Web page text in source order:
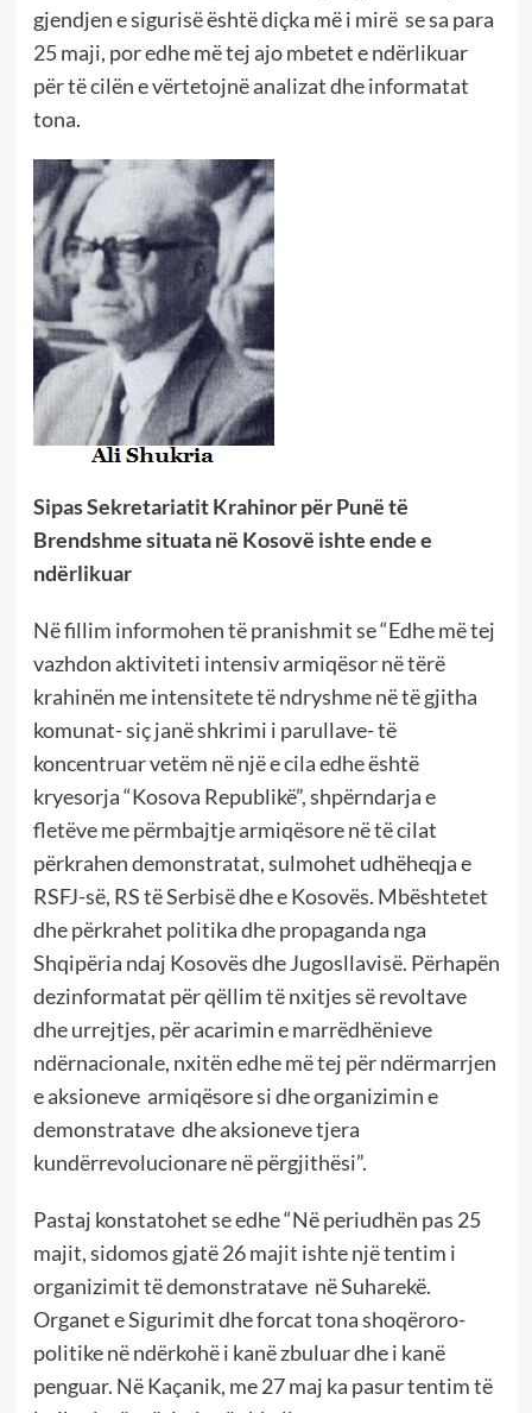
gjendjen e sigurisë është diçka më i mirë se sa para
25 maji, por edhe më tej ajo mbetet e ndërlikuar
për të cilën e vërtetojnë analizat dhe informatat
tona.
Sipas Sekretariatit Krahinor për Punë të
Brendshme situata në Kosovë ishte ende e
ndërlikuar
Në fillim informohen të pranishmit se “Edhe më tej
vazhdon aktiviteti intensiv armiqësor në tërë
krahinën me intensitete të ndryshme në të gjitha
komunat- siç janë shkrimi i parullave- të
koncentruar vetëm në një e cila edhe është
kryesorja “Kosova Republikë”, shpërndarja e
fletëve me përmbajtje armiqësore në të cilat
përkrahen demonstratat, sulmohet udhëheqja e
RSFJ-së, RS të Serbisë dhe e Kosovës. Mbështetet
dhe përkrahet politika dhe propaganda nga
Shqipëria ndaj Kosovës dhe Jugosllavisë. Përhapën
dezinformatat për qëllim të nxitjes së revoltave
dhe urrejtjes, për acarimin e marrëdhënieve
ndërnacionale, nxitën edhe më tej për ndërmarrjen
e aksioneve armiqësore si dhe organizimin e
demonstratave dhe aksioneve tjera
kundërrevolucionare në përgjithësi”.
Pastaj konstatohet se edhe “Në periudhën pas 25
majit, sidomos gjatë 26 majit ishte një tentim i
organizimit të demonstratave në Suharekë.
Organet e Sigurimit dhe forcat tona shoqëroro-
politike në ndërkohë i kanë zbuluar dhe i kanë
penguar. Në Kaçanik, me 27 maj ka pasur tentim të